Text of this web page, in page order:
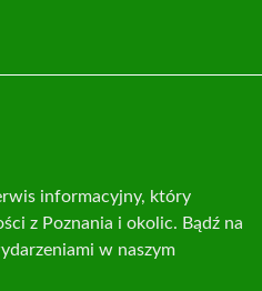
informacyjny, który
z Poznania i okolic. Bądź na
w naszym